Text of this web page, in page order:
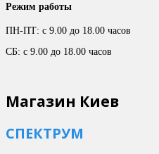
Режим работы
ПН-ПТ: с 9.00 до 18.00 часов
СБ: с 9.00 до 18.00 часов
Магазин Киев
СПЕКТРУМ